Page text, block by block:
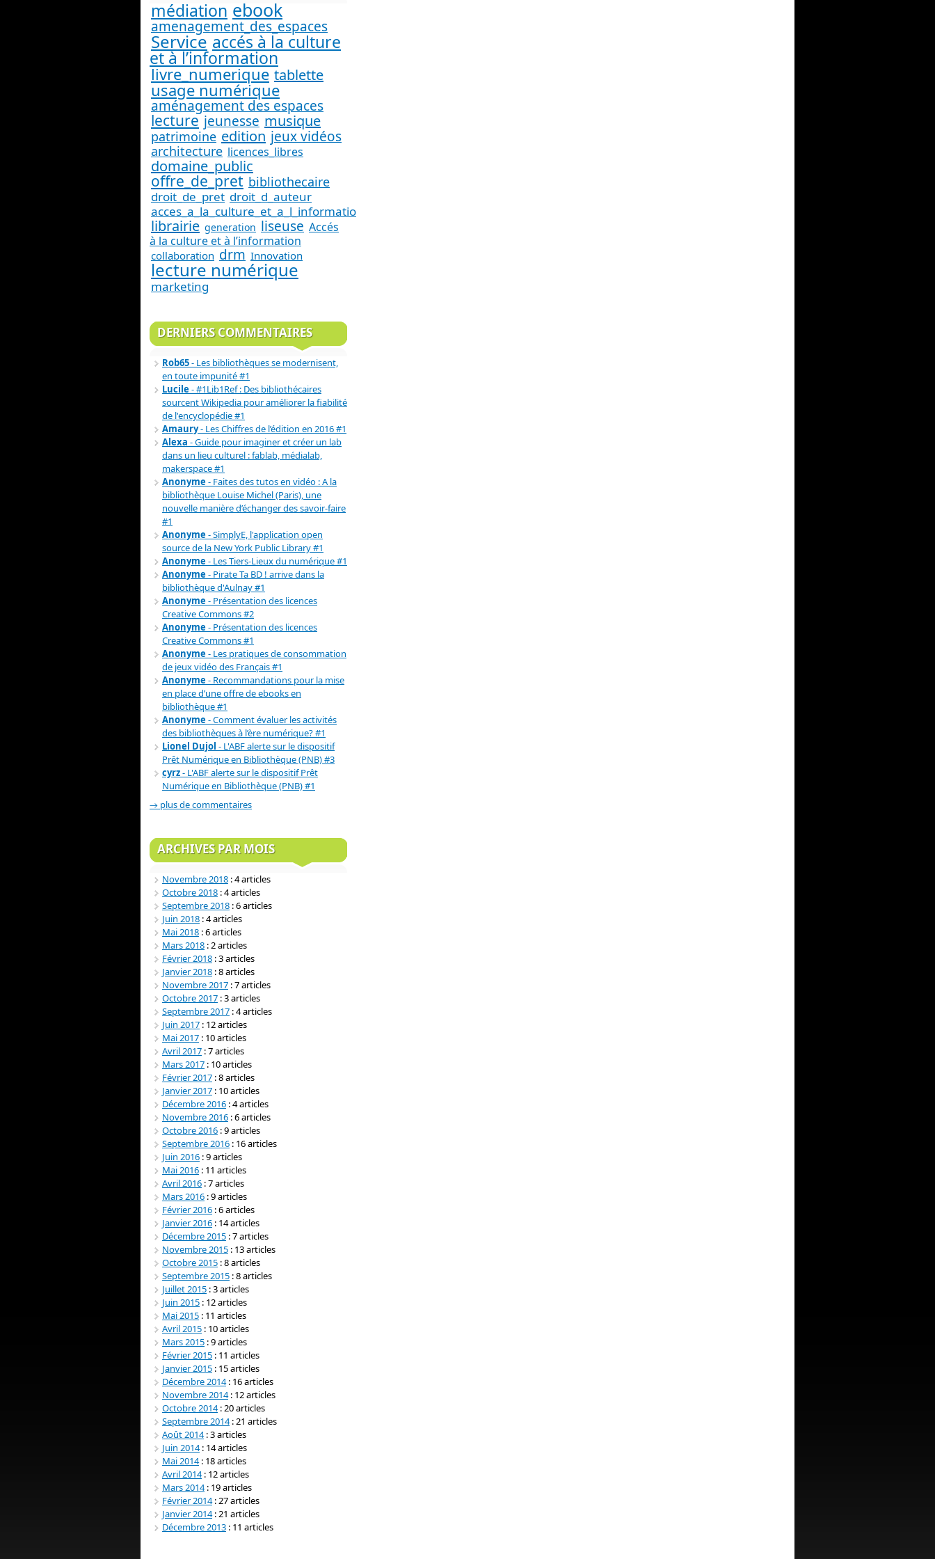
médiation ebook
amenagement_des_espaces
Service accés à la culture
et à l’information
livre_numerique tablette
usage numérique
aménagement des espaces
lecture jeunesse musique
patrimoine edition jeux vidéos
architecture licences_libres
domaine_public
offre_de_pret bibliothecaire
droit_de_pret droit_d_auteur
acces_a_la_culture_et_a_l_information_
librairie generation liseuse Accés
à la culture et à l’information
collaboration drm Innovation
lecture numérique
marketing
DERNIERS COMMENTAIRES
Rob65- Les bibliothèques se modernisent,
en toute impunité #1
Lucile- #1Lib1Ref : Des bibliothécaires
sourcent Wikipedia pour améliorer la fiabilité
de l'encyclopédie #1
Amaury- Les Chiffres de l’édition en 2016 #1
Alexa - Guide pour imaginer et créer un lab
dans un lieu culturel : fablab, médialab,
makerspace #1
Anonyme- Faites des tutos en vidéo : A la
bibliothèque Louise Michel (Paris), une
nouvelle manière d’échanger des savoir-faire
#1
Anonyme- SimplyE, l'application open
source de la New York Public Library #1
Anonyme- Les Tiers-Lieux du numérique #1
Anonyme- Pirate Ta BD ! arrive dans la
bibliothèque d'Aulnay #1
Anonyme- Présentation des licences
Creative Commons #2
Anonyme- Présentation des licences
Creative Commons #1
Anonyme- Les pratiques de consommation
de jeux vidéo des Français #1
Anonyme- Recommandations pour la mise
en place d’une offre de ebooks en
bibliothèque #1
Anonyme- Comment évaluer les activités
des bibliothèques à l’ère numérique? #1
Lionel Dujol - L'ABF alerte sur le dispositif
Prêt Numérique en Bibliothèque (PNB) #3
cyrz- L'ABF alerte sur le dispositif Prêt
Numérique en Bibliothèque (PNB) #1
→ plus de commentaires
ARCHIVES PAR MOIS
Novembre 2018 : 4 articles
Octobre 2018 : 4 articles
Septembre 2018 : 6 articles
Juin 2018 : 4 articles
Mai 2018 : 6 articles
Mars 2018 : 2 articles
Février 2018 : 3 articles
Janvier 2018 : 8 articles
Novembre 2017 : 7 articles
Octobre 2017 : 3 articles
Septembre 2017 : 4 articles
Juin 2017 : 12 articles
Mai 2017 : 10 articles
Avril 2017 : 7 articles
Mars 2017 : 10 articles
Février 2017 : 8 articles
Janvier 2017 : 10 articles
Décembre 2016 : 4 articles
Novembre 2016 : 6 articles
Octobre 2016 : 9 articles
Septembre 2016 : 16 articles
Juin 2016 : 9 articles
Mai 2016 : 11 articles
Avril 2016 : 7 articles
Mars 2016 : 9 articles
Février 2016 : 6 articles
Janvier 2016 : 14 articles
Décembre 2015 : 7 articles
Novembre 2015 : 13 articles
Octobre 2015 : 8 articles
Septembre 2015 : 8 articles
Juillet 2015 : 3 articles
Juin 2015 : 12 articles
Mai 2015 : 11 articles
Avril 2015 : 10 articles
Mars 2015 : 9 articles
Février 2015 : 11 articles
Janvier 2015 : 15 articles
Décembre 2014: 16 articles
Novembre 2014: 12 articles
Octobre 2014: 20 articles
Septembre 2014: 21 articles
Août 2014: 3 articles
Juin 2014: 14 articles
Mai 2014: 18 articles
Avril 2014: 12 articles
Mars 2014: 19 articles
Février 2014: 27 articles
Janvier 2014: 21 articles
Décembre 2013 : 11 articles